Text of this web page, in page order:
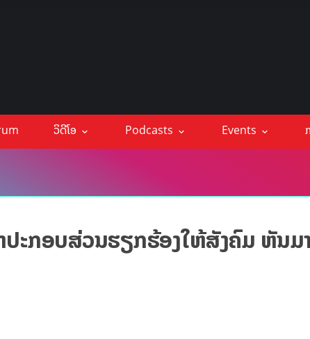
ວິດີໂອ Podcasts Events
ປະກອບສ່ວນຮຽກຮ້ອງໃຫ້ສັງຄົມ ຫັນມາ